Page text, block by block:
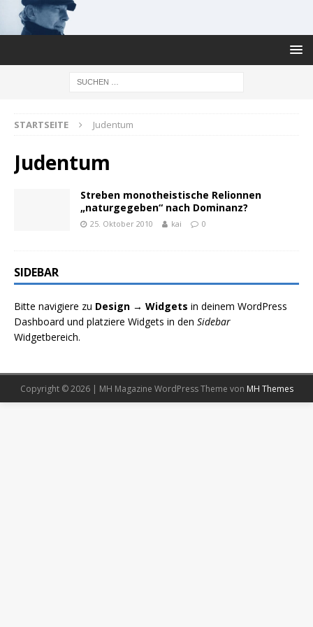
STARTSEITE Judentum
Judentum
Streben monotheistische Relionnen
„naturgegeben“ nach Dominanz?
25. Oktober 2010 kai 0
SIDEBAR
Bitte navigiere zu Design → Widgets in deinem WordPress
Dashboard und platziere Widgets in den Sidebar
Widgetbereich.
Copyright © 2026 | MH Magazine WordPress Theme von MH Themes